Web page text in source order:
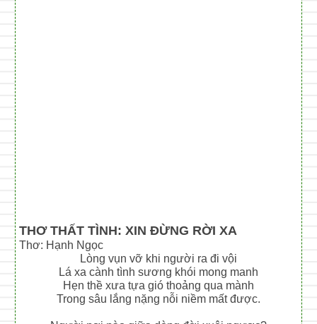
THƠ THẤT TÌNH: XIN ĐỪNG RỜI XA
Thơ: Hạnh Ngọc
Lòng vụn vỡ khi người ra đi vội
Lá xa cành tình sương khói mong manh
Hẹn thề xưa tựa gió thoảng qua mành
Trong sâu lắng nặng nỗi niềm mất được.